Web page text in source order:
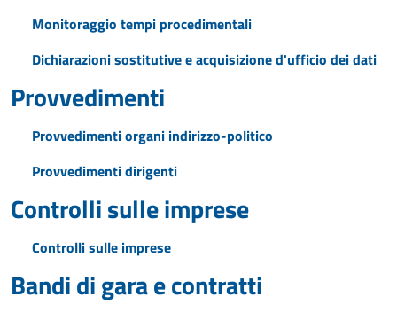
Monitoraggio tempi procedimentali
Dichiarazioni sostitutive e acquisizione d'ufficio dei dati
Provvedimenti
Provvedimenti organi indirizzo-politico
Provvedimenti dirigenti
Controlli sulle imprese
Controlli sulle imprese
Bandi di gara e contratti